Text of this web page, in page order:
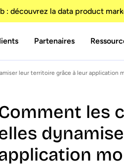
: découvrez la data product
Partenaires
leur territoire grâce à leur application
les